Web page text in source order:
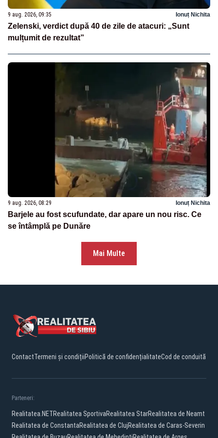
9 aug. 2026, 09:35 Ionuț Nichita
Zelenski, verdict după 40 de zile de atacuri: „Sunt
mulțumit de rezultat”
9 aug. 2026, 08:29 Ionuț Nichita
Barjele au fost scufundate, dar apare un nou risc. Ce
se întâmplă pe Dunăre
Mai Multe
ContactTermeni și condițiiPolitică de confidențialitateCod de conduită
Parteneri:
Realitatea.NETRealitatea SportivaRealitatea StarRealitatea de Neamt
Realitatea de ConstantaRealitatea de ClujRealitatea de Caras-Severin